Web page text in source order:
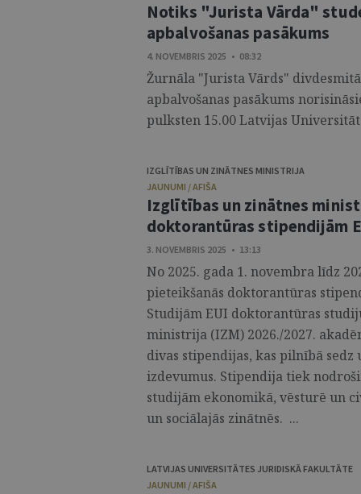
Notiks "Jurista Vārda"
apbalvošanas pasākums
4. NOVEMBRIS 2025 • 08:32
Žurnāla "Jurista Vārds"
apbalvošanas pasākums
pulksten 15.00 Latvijas
IZGLĪTĪBAS UN ZINĀTNES MINISTRIJA
JAUNUMI / AFIŠA
Izglītības un zinātnes
doktorantūras stipendijām
3. NOVEMBRIS 2025 • 13:13
No 2025. gada 1. novembra līdz
pieteikšanās doktorantūras
Studijām EUI doktorantūras
ministrija (IZM) 2026./2027.
divas stipendijas, kas pilnībā sedz
izdevumus. Stipendija tiek
studijām ekonomikā, vēsturē un
un sociālajās zinātnēs. ...
LATVIJAS UNIVERSITĀTES JURIDISKĀ FAKULTĀTE
JAUNUMI / AFIŠA